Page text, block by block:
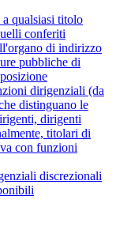
qualsiasi titolo
conferiti
di indirizzo
pubbliche di
dirigenziali (da
distinguano le
dirigenti
titolari di
con funzioni
discrezionali